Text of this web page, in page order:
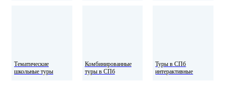
Тематические
школьные туры
Комбинированные
туры в СПб
Туры в СПб
интерактивные